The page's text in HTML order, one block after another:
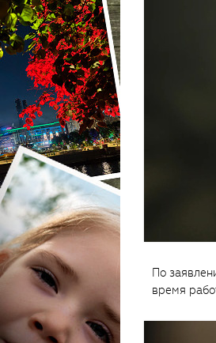
По
время